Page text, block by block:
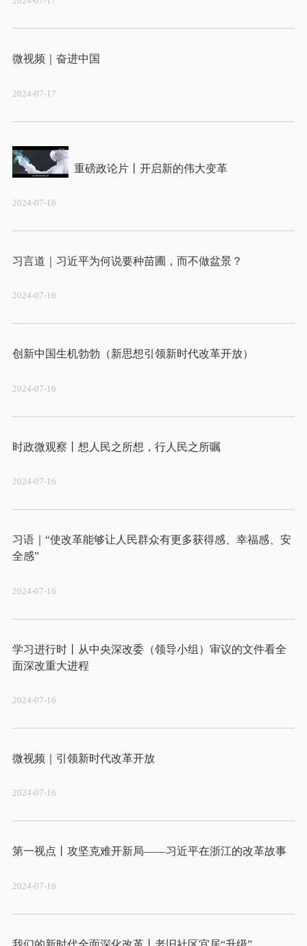
2024-07-17
2024-07-16
2024-07-16
2024-07-16
2024-07-16
习语｜“使改革能够让人民群众有更多获得感、幸福感、安
全感”
2024-07-16
学习进行时丨从中央深改委（领导小组）审议的文件看全
2024-07-16
微视频｜引领新时代改革开放
2024-07-16
第一视点丨攻坚克难开新局——习近平在浙江的改革故事
2024-07-16